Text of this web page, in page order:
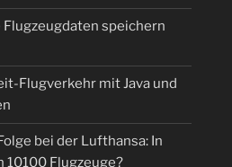
Flugzeugdaten speichern
Flugverkehr mit Java und
bei der Lufthansa: In
10100 Flugzeuge?